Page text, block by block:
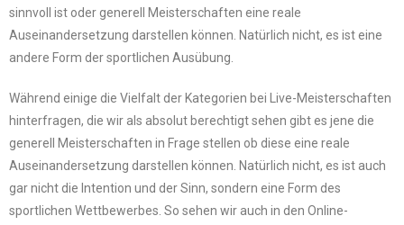
sinnvoll ist oder generell Meisterschaften eine reale
Auseinandersetzung darstellen können. Natürlich nicht, es ist eine
andere Form der sportlichen Ausübung.
Während einige die Vielfalt der Kategorien bei Live-Meisterschaften
hinterfragen, die wir als absolut berechtigt sehen gibt es jene die
generell Meisterschaften in Frage stellen ob diese eine reale
Auseinandersetzung darstellen können. Natürlich nicht, es ist auch
gar nicht die Intention und der Sinn, sondern eine Form des
sportlichen Wettbewerbes. So sehen wir auch in den Online-